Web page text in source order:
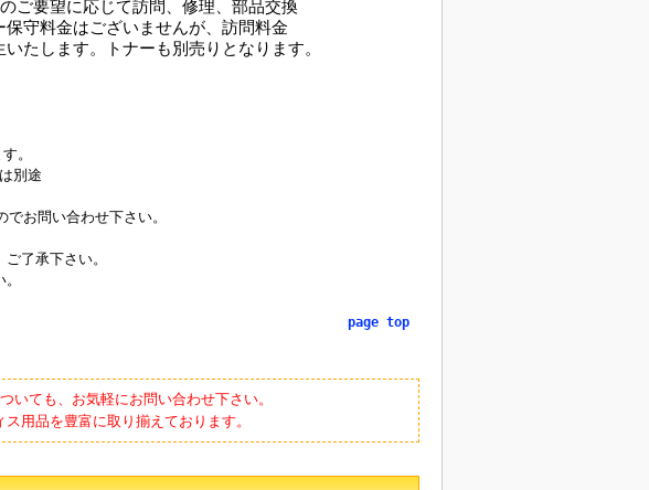
ご要望に応じて訪問、修理、部品交換
はございませんが、訪問料金
す。トナーも別売りとなります。
。
別途
お問い合わせ下さい。
了承下さい。
page top
いても、お気軽にお問い合わせ下さい。
用品を豊富に取り揃えております。